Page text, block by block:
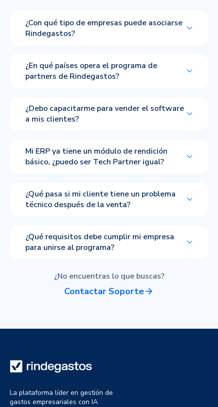
¿Con qué tipo de empresas puede asociarse
Rindegastos?
¿En qué países opera el programa de
partners de Rindegastos?
¿Debo capacitarme para vender el software
a mis clientes?
Mi ERP ya tiene un módulo de rendición
básico, ¿puedo ser Tech Partner igual?
¿Qué pasa si mi cliente tiene un problema
técnico después de la venta?
¿Qué requisitos debe cumplir mi empresa
para unirse al programa?
¿No encuentras lo que buscas?
Contactar Soporte
La plataforma líder en gestión de
gastos empresariales con IA